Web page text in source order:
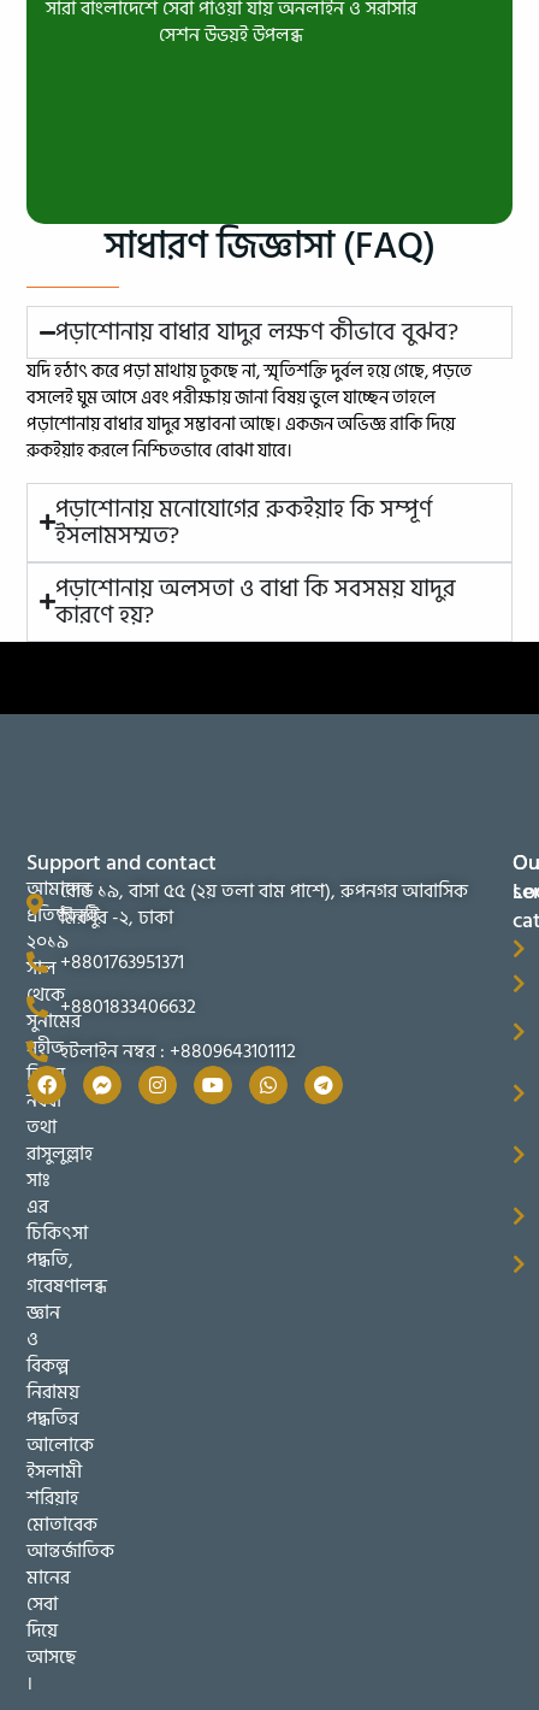
সারা বাংলাদেশে সেবা পাওয়া যায় অনলাইন ও সরাসরি
সেশন উভয়ই উপলব্ধ
সাধারণ জিজ্ঞাসা (FAQ)
পড়াশোনায় বাধার যাদুর লক্ষণ কীভাবে বুঝব?
যদি হঠাৎ করে পড়া মাথায় ঢুকছে না, স্মৃতিশক্তি দুর্বল হয়ে গেছে, পড়তে
বসলেই ঘুম আসে এবং পরীক্ষায় জানা বিষয় ভুলে যাচ্ছেন তাহলে
পড়াশোনায় বাধার যাদুর সম্ভাবনা আছে। একজন অভিজ্ঞ রাকি দিয়ে
রুকইয়াহ করলে নিশ্চিতভাবে বোঝা যাবে।
পড়াশোনায় মনোযোগের রুকইয়াহ কি সম্পূর্ণ
ইসলামসম্মত?
পড়াশোনায় অলসতা ও বাধা কি সবসময় যাদুর
কারণে হয়?
আমাদের
প্রতিষ্ঠানটি
২০১৯
সাল
থেকে
সুনামের
সহীত
তিব্বুন
নববী
তথা
রাসুলুল্লাহ
সাঃ
এর
চিকিৎসা
পদ্ধতি,
গবেষণালব্ধ
জ্ঞান
ও
বিকল্প
নিরাময়
পদ্ধতির
আলোকে
ইসলামী
শরিয়াহ
মোতাবেক
আন্তর্জাতিক
মানের
সেবা
দিয়ে
আসছে
।
Support and contact
রোড ১৯, বাসা ৫৫ (২য় তলা বাম পাশে), রুপনগর আবাসিক
মিরপুর -২, ঢাকা
+8801763951371
+8801833406632
হটলাইন নম্বর : +8809643101112